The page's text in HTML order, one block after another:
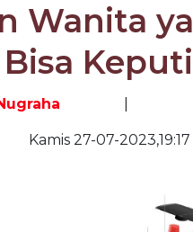
Wanita
Kamis 27-07-